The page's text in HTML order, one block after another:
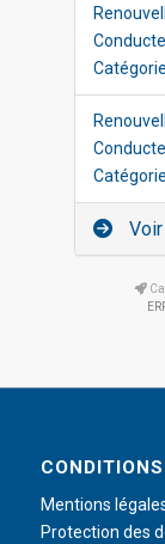
Mentions
Protection des